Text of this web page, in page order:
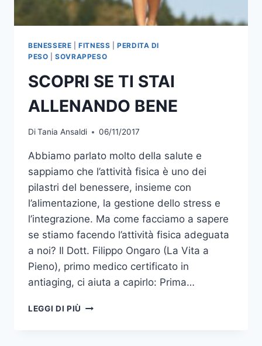
BENESSERE |FITNESS |PERDITA DI
PESO |SOVRAPPESO
SCOPRI SE TI STAI
ALLENANDO BENE
DiTania Ansaldi 06/11/2017
Abbiamo parlato molto della salute e
sappiamo che l’attività fisica è uno dei
pilastri del benessere, insieme con
l’alimentazione, la gestione dello stress e
l’integrazione. Ma come facciamo a sapere
se stiamo facendo l’attività fisica adeguata
a noi? Il Dott. Filippo Ongaro (La Vita a
Pieno), primo medico certificato in
antiaging, ci aiuta a capirlo: Prima…
LEGGI DI PIÙ SCOPRI